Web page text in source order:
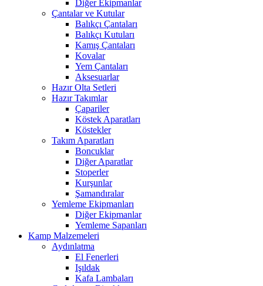
Diğer Ekipmanlar
Çantalar ve Kutular
Balıkçı Çantaları
Balıkçı Kutuları
Kamış Çantaları
Kovalar
Yem Çantaları
Aksesuarlar
Hazır Olta Setleri
Hazır Takımlar
Çapariler
Köstek Aparatları
Köstekler
Takım Aparatları
Boncuklar
Diğer Aparatlar
Stoperler
Kurşunlar
Şamandıralar
Yemleme Ekipmanları
Diğer Ekipmanlar
Yemleme Sapanları
Kamp Malzemeleri
Aydınlatma
El Fenerleri
Işıldak
Kafa Lambaları